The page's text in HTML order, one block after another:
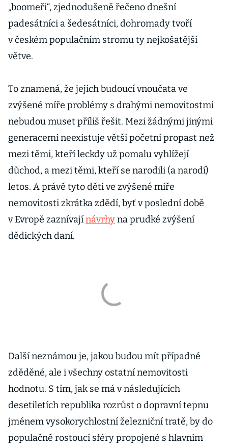
„boomeři“, zjednodušeně řečeno dnešní
padesátníci a šedesátníci, dohromady tvoří
v českém populačním stromu ty nejkošatější
větve.
To znamená, že jejich budoucí vnoučata ve
zvýšené míře problémy s drahými nemovitostmi
nebudou muset příliš řešit. Mezi žádnými jinými
generacemi neexistuje větší početní propast než
mezi těmi, kteří leckdy už pomalu vyhlížejí
důchod, a mezi těmi, kteří se narodili (a narodí)
letos. A právě tyto děti ve zvýšené míře
nemovitosti zkrátka zdědí, byť v poslední době
v Evropě zaznívajínávrhyna prudké zvýšení
dědických daní.
Další neznámou je, jakou budou mít případné
zděděné, ale i všechny ostatní nemovitosti
hodnotu. S tím, jak se má v následujících
desetiletích republika rozrůst o dopravní tepnu
jménem vysokorychlostní železniční tratě, by do
populačně rostoucí sféry propojené s hlavním